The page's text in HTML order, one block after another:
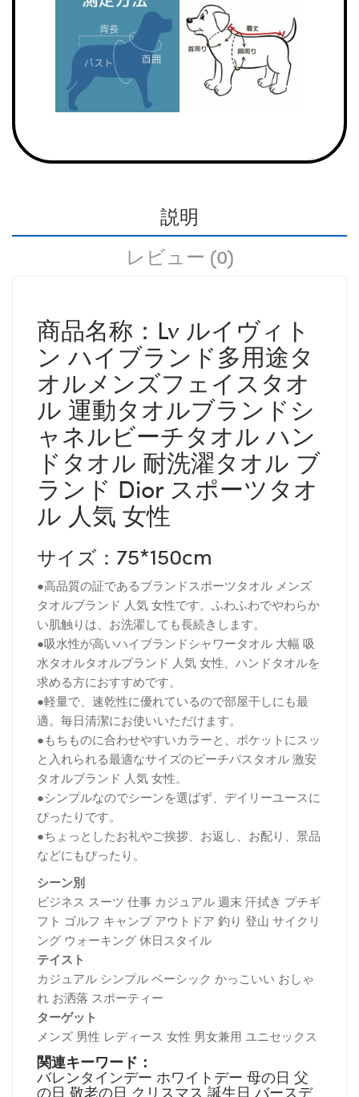
説明
レビュー (0)
商品名称：Lv ルイヴィト
ン ハイブランド多用途タ
オルメンズフェイスタオ
ル 運動タオルブランドシ
ャネルビーチタオル ハン
ドタオル 耐洗濯タオル ブ
ランド Dior スポーツタオ
ル 人気 女性
サイズ： 75*150cm
●高品質の証であるブランドスポーツタオル メンズ
タオルブランド 人気 女性です。ふわふわでやわらか
い肌触りは、お洗濯しても長続きします。
●吸水性が高いハイブランドシャワータオル 大幅 吸
水タオルタオルブランド 人気 女性、ハンドタオルを
求める方におすすめです。
●軽量で、速乾性に優れているので部屋干しにも最
適。毎日清潔にお使いいただけます。
●もちものに合わせやすいカラーと、ポケットにスッ
と入れられる最適なサイズのビーチバスタオル 激安
タオルブランド 人気 女性。
●シンプルなのでシーンを選ばず、デイリーユースに
ぴったりです。
●ちょっとしたお礼やご挨拶、お返し、お配り、景品
などにもぴったり。
シーン別
ビジネス スーツ 仕事 カジュアル 週末 汗拭き プチギ
フト ゴルフ キャンプ アウトドア 釣り 登山 サイクリ
ング ウォーキング 休日スタイル
テイスト
カジュアル シンプル ベーシック かっこいい おしゃ
れ お洒落 スポーティー
ターゲット
メンズ 男性 レディース 女性 男女兼用 ユニセックス
関連キーワード：
バレンタインデー ホワイトデー 母の日 父
の日 敬老の日 クリスマス 誕生日 バースデ